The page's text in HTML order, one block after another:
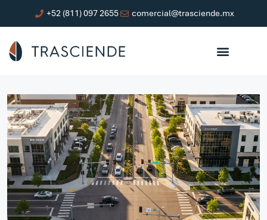
+52 (811) 097 2655 comercial@trasciende.mx